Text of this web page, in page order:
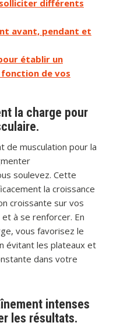
différents
avant, pendant et
établir un
de vos
la charge pour
de musculation pour la
soulevez. Cette
la croissance
croissante sur vos
à se renforcer. En
vous favorisez le
évitant les plateaux et
dans votre
intenses
les résultats.